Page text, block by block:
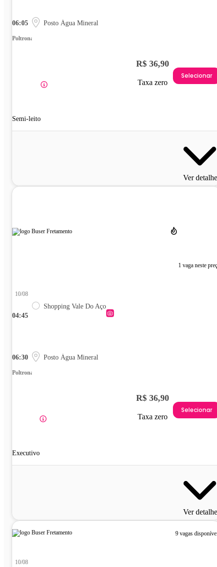
06:05 Posto Água Mineral
Poltrona
Semi-leito
R$ 36,90
Taxa zero
Selecionar
Ver
1 vaga neste
04:45
10/08
Shopping Vale Do Aço
06:30 Posto Água Mineral
Poltrona
Executivo
R$ 36,90
Taxa zero
Selecionar
Ver
9 vagas
10/08